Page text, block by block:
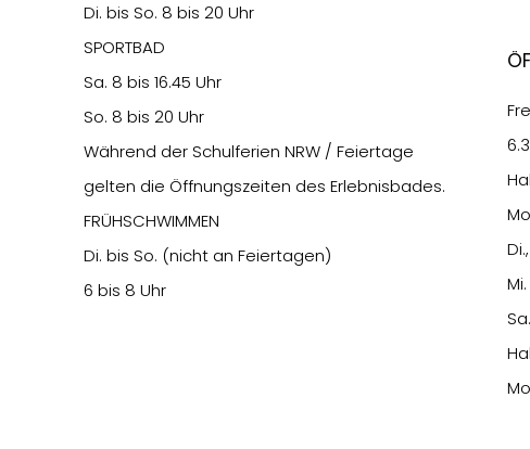
Di. bis So. 8 bis 20 Uhr
SPORTBAD
Sa. 8 bis 16.45 Uhr
So. 8 bis 20 Uhr
Während der Schulferien NRW / Feiertage
gelten die Öffnungszeiten des Erlebnisbades.
FRÜHSCHWIMMEN
Di. bis So. (nicht an Feiertagen)
6 bis 8 Uhr
Mi.